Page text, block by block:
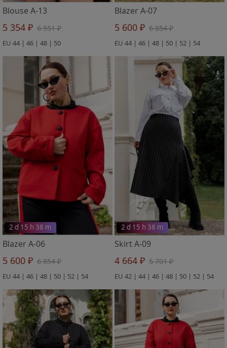
Blouse A-13
5 354 ₽ 6 551 ₽
EU 44 | 46 | 48 | 50
Blazer A-07
5 600 ₽ 6 854 ₽
EU 44 | 46 | 48 | 50 | 52 | 54
2 d 15 h 38 m
Blazer A-06
5 600 ₽ 6 854 ₽
EU 44 | 46 | 48 | 50 | 52 | 54
2 d 15 h 38 m
Skirt A-09
4 664 ₽ 5 701 ₽
EU 42 | 44 | 46 | 48 | 50 | 52 | 54